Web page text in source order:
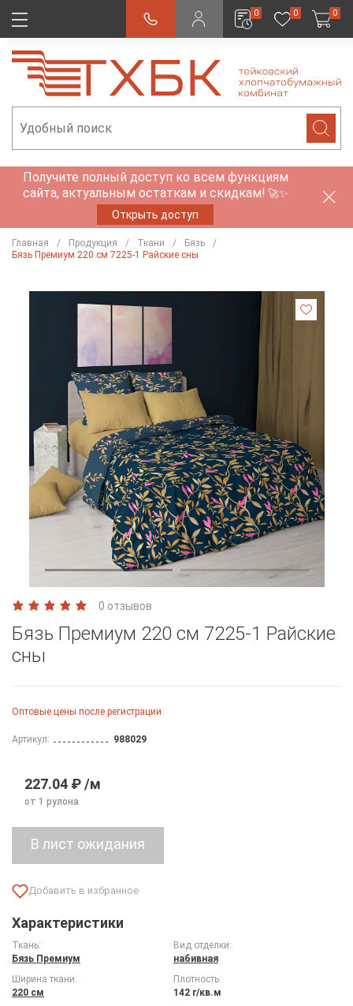
0 0 0
Получите полный доступ ко всем функциям
сайта, актуальным остаткам и скидкам! 🚀✨
Открыть доступ
Главная Продукция Ткани
Бязь
Бязь Премиум 220 см 7225-1 Райские сны
0 отзывов
Бязь Премиум 220 см 7225-1 Райские
сны
Оптовые цены после регистрации
Артикул: 988029
227.04 ₽ /м
от 1 рулона
Характеристики
Ткань:
Бязь Премиум
Вид отделки:
набивная
Ширина ткани:
220 см
Плотность:
142 г/кв.м